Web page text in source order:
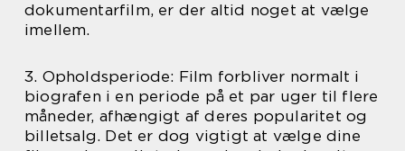
dokumentarfilm, er der altid noget at vælge
imellem.
3. Opholdsperiode: Film forbliver normalt i
biografen i en periode på et par uger til flere
måneder, afhængigt af deres popularitet og
billetsalg. Det er dog vigtigt at vælge dine